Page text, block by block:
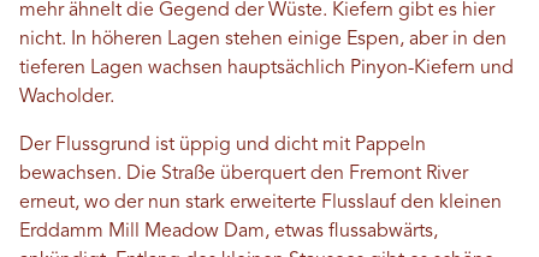
mehr ähnelt die Gegend der Wüste. Kiefern gibt es hier
nicht. In höheren Lagen stehen einige Espen, aber in den
tieferen Lagen wachsen hauptsächlich Pinyon-Kiefern und
Wacholder.
Der Flussgrund ist üppig und dicht mit Pappeln
bewachsen. Die Straße überquert den Fremont River
erneut, wo der nun stark erweiterte Flusslauf den kleinen
Erddamm Mill Meadow Dam, etwas flussabwärts,